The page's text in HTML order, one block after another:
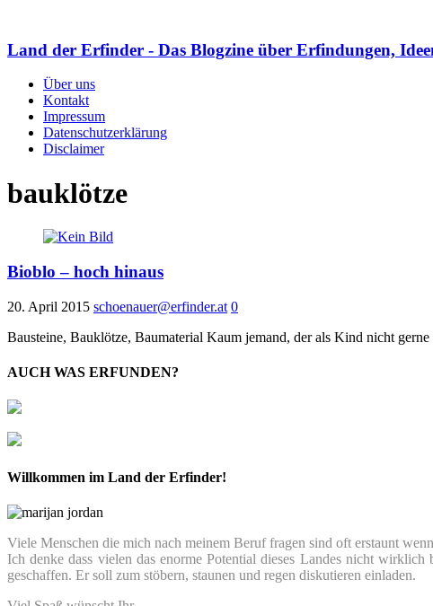
Land der Erfinder - Das Blogzine über Erfindungen,
Über uns
Kontakt
Impressum
Datenschutzerklärung
Disclaimer
bauklötze
Bioblo – hoch hinaus
20. April 2015 schoenauer@erfinder.at 0
Bausteine, Bauklötze, Baumaterial Kaum jemand, der als Kind nicht
AUCH WAS ERFUNDEN?
Willkommen im Land der Erfinder!
Viele Menschen die mich nach meinem Beruf fragen sind oft erstaunt
Ich denke dass vielen das enorme Potential dieses Landes nicht
geschaffen. Er soll zum stöbern, staunen und regen diskutieren einladen.